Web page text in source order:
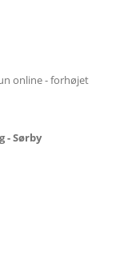
online - forhøjet
- Sørby